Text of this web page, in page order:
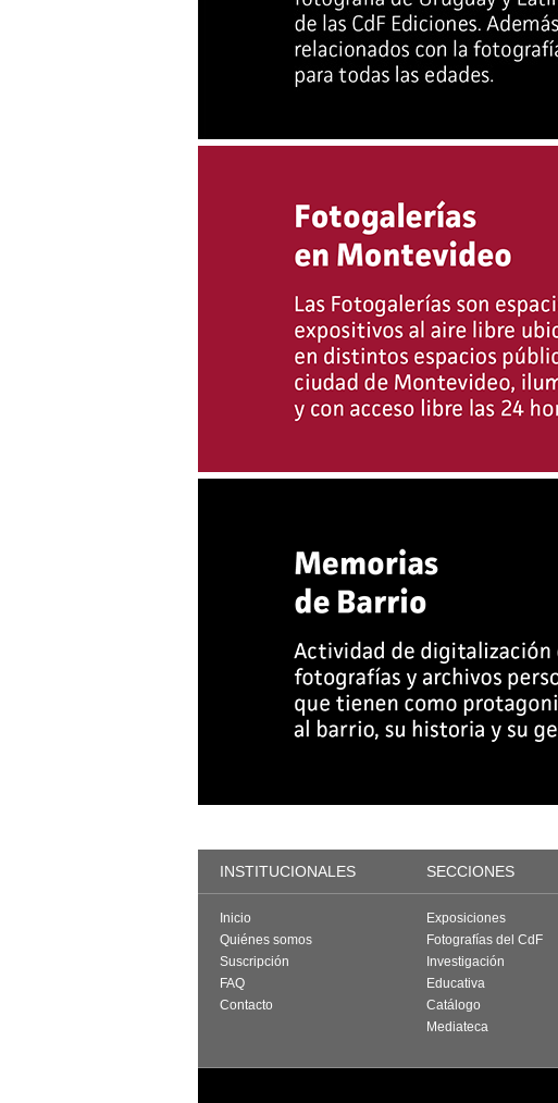
INSTITUCIONALES SECCIONES
Inicio
Quiénes somos
Suscripción
FAQ
Contacto
Exposiciones
Fotografías del CdF
Investigación
Educativa
Catálogo
Mediateca